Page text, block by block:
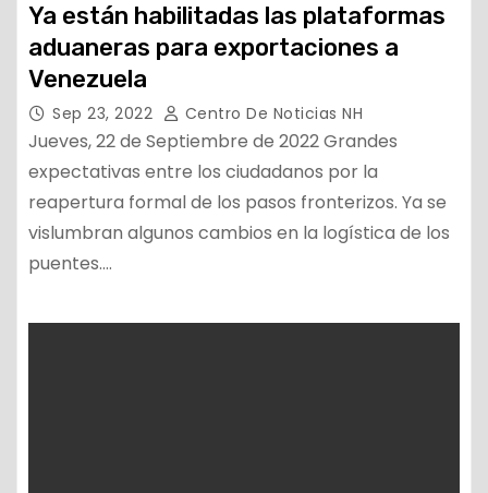
Ya están habilitadas las plataformas
aduaneras para exportaciones a
Venezuela
Sep 23, 2022 Centro De Noticias NH
Jueves, 22 de Septiembre de 2022 Grandes
expectativas entre los ciudadanos por la
reapertura formal de los pasos fronterizos. Ya se
vislumbran algunos cambios en la logística de los
puentes.…